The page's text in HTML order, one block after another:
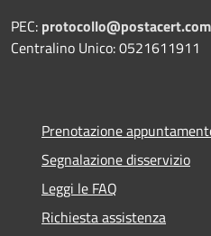
PEC:
Centralino Unico: 0521611911
Prenotazione
Segnalazione disservizio
Leggi le FAQ
Richiesta assistenza